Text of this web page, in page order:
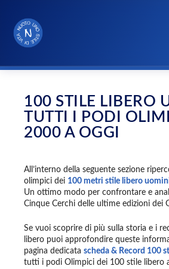
100 STILE LIBERO
TUTTI I PODI
2000 A OGGI
All’interno della seguente sezione
olimpici dei 100 metri stile libero
Un ottimo modo per confrontare e
Cinque Cerchi delle ultime edizioni dei
Se vuoi scoprire di più sulla storia e i
libero puoi approfondire queste
pagina dedicata scheda & Record 100
tutti i podi Olimpici dei 100 stile libero